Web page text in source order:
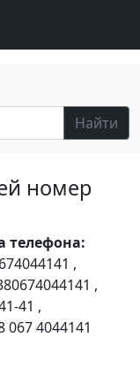
Найти
номер
телефона:
,
,
41 ,
067 4044141